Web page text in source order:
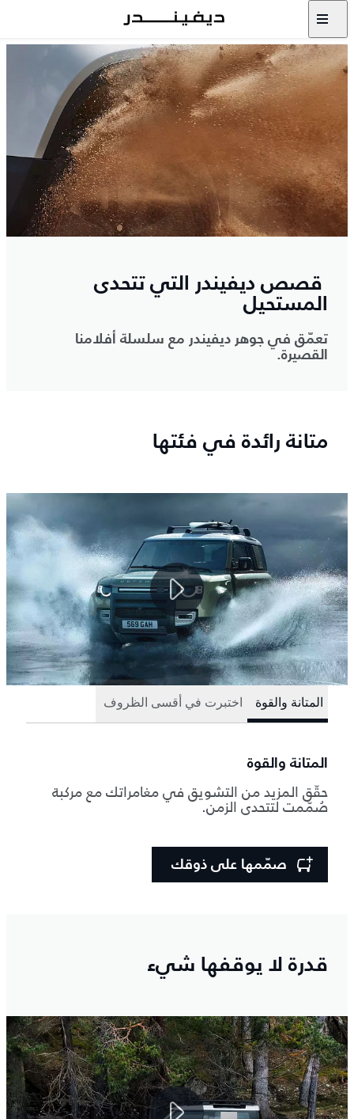
قصص ديفيندر التي تتحدى
المستحيل
تعمّق في جوهر ديفيندر مع سلسلة أفلامنا
القصيرة.
متانة رائدة في فئتها
المتانة والقوة اختبرت في أقسى الظروف
المتانة والقوة
حقّق المزيد من التشويق في مغامراتك مع مركبة
صُمّمت لتتحدى الزمن.
صمّمها على ذوقك
قدرة لا يوقفها شيء